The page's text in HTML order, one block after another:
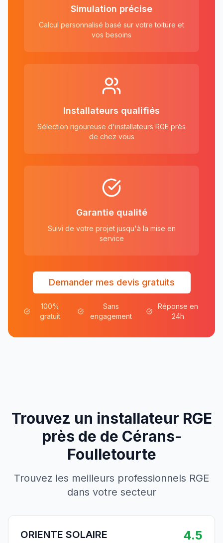
Simulation précise
Calcul personnalisé basé sur votre toiture et
vos besoins
Installateurs qualifiés
Sélection rigoureuse d'installateurs RGE près
de chez vous
Garantie qualité
Suivi de votre projet jusqu'à la mise en
service
Demander mes devis gratuits
100%
gratuit
Sans
engagement
Réponse en
24h
Trouvez un installateur RGE
près de de Cérans-
Foulletourte
Trouvez les meilleurs professionnels RGE
dans votre secteur
ORIENTE SOLAIRE 4.5